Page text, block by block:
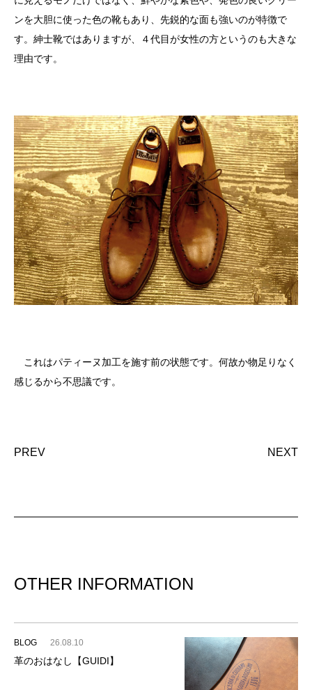
ンを大胆に使った色の靴もあり、先鋭的な面も強いのが特徴で
す。紳士靴ではありますが、４代目が女性の方というのも大きな
理由です。
これはパティーヌ加工を施す前の状態です。何故か物足りなく
感じるから不思議です。
PREV NEXT
OTHER INFORMATION
BLOG 26.08.10
革のおはなし【GUIDI】